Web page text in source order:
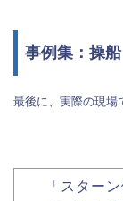
事例集：操
最後に、実際の現場
「スター